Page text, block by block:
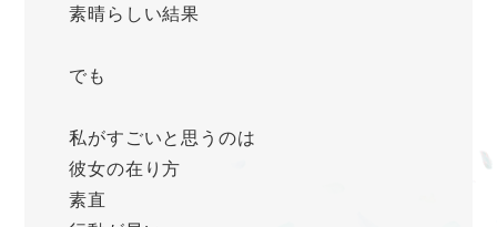
素晴らしい結果
でも
私がすごいと思うのは
彼女の在り方
素直